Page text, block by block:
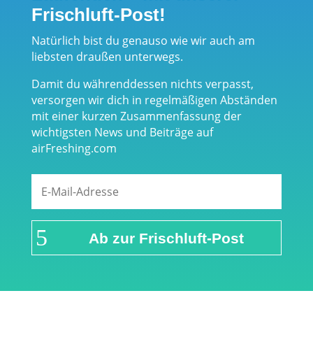
Frischluft-Post!
Natürlich bist du genauso wie wir auch am
liebsten draußen unterwegs.
Damit du währenddessen nichts verpasst,
versorgen wir dich in regelmäßigen Abständen
mit einer kurzen Zusammenfassung der
wichtigsten News und Beiträge auf
airFreshing.com
Ab zur Frischluft-Post